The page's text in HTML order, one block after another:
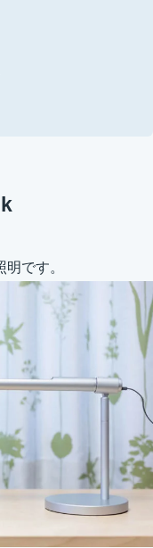
です。